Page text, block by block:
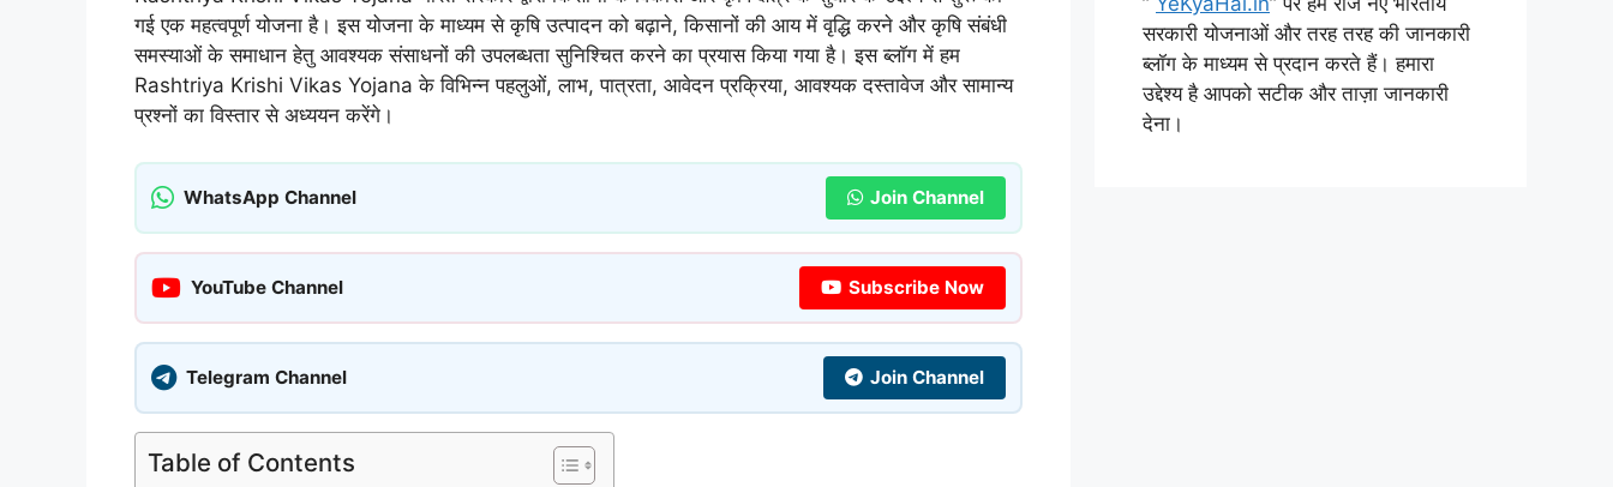
गई एक महत्वपूर्ण योजना है। इस योजना के माध्यम से कृषि उत्पादन को बढ़ाने, किसानों की आय में वृद्धि करने और कृषि संबंधी
समस्याओं के समाधान हेतु आवश्यक संसाधनों की उपलब्धता सुनिश्चित करने का प्रयास किया गया है। इस ब्लॉग में हम
Rashtriya Krishi Vikas Yojana के विभिन्न पहलुओं, लाभ, पात्रता, आवेदन प्रक्रिया, आवश्यक दस्तावेज और सामान्य
प्रश्नों का विस्तार से अध्ययन करेंगे।
WhatsApp Channel Join Channel
YouTube Channel Subscribe Now
Telegram Channel Join Channel
Table of Contents
सरकारी योजनाओं और तरह तरह की जानकारी
ब्लॉग के माध्यम से प्रदान करते हैं। हमारा
उद्देश्य है आपको सटीक और ताज़ा जानकारी
देना।